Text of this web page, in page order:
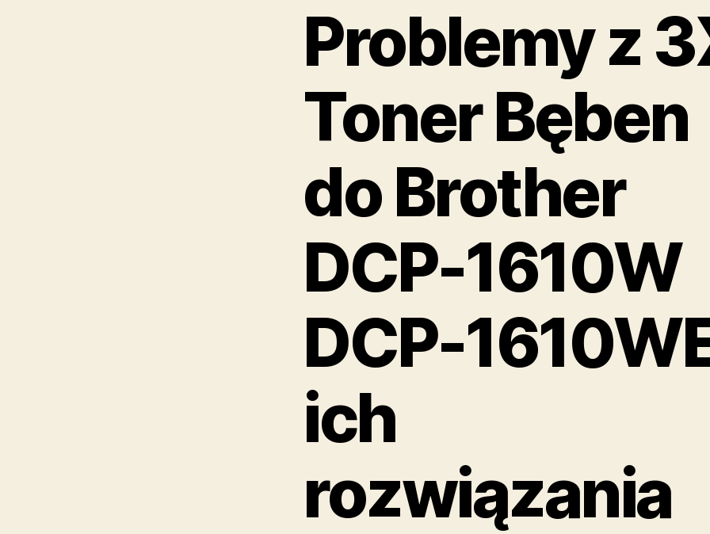
Problemy z
Toner Bęben
do Brother
DCP-1610W
DCP-
ich
rozwiązania